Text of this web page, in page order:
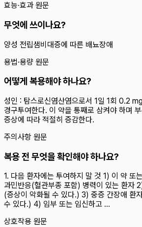
효능·효과 원문
무엇에 쓰이나요?
양성 전립샘비대증에 따른 배뇨장애
용법·용량 원문
어떻게 복용해야 하나요?
성인 : 탐스로신염산염으로서 1일 1회 0.2
경구투여한다. 이 약을 통째로 삼켜야 하며
증상에 따라 적절히 증감한다.
주의사항 원문
복용 전 무엇을 확인해야 하나요?
1. 다음 환자에는 투여하지 말 것 1) 이 약 또
과민반응(혈관부종 포함) 병력이 있는 환자
(증상이 악화될 수 있다.) 3) 중증 간장애 환
수 있다.) 4) 임부 또는 임신하고 ...
상호작용 원문